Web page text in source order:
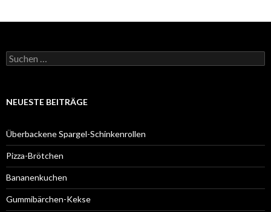
Suchen
nach:
NEUESTE BEITRÄGE
Überbackene Spargel-Schinkenrollen
Pizza-Brötchen
Bananenkuchen
Gummibärchen-Kekse